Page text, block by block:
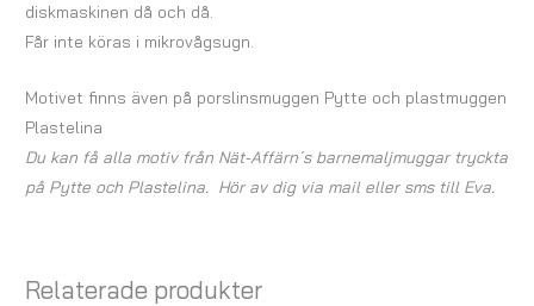
diskmaskinen då och då.
Får inte köras i mikrovågsugn.
Motivet finns även på porslinsmuggen Pytte och plastmuggen
Plastelina
Du kan få alla motiv från Nät-Affärn´s barnemaljmuggar tryckta
på Pytte och Plastelina. Hör av dig via mail eller sms till Eva.
Relaterade produkter